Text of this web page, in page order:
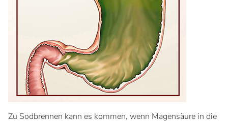
Zu Sodbrennen kann es kommen, wenn Magensäure in die